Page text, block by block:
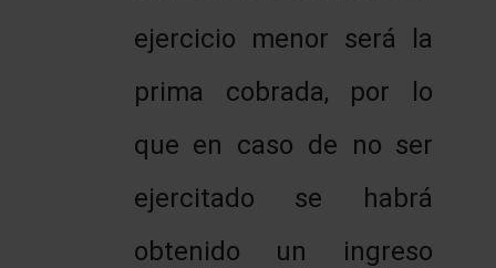
ejercicio menor será la
prima cobrada, por lo
que en caso de no ser
ejercitado se habrá
obtenido un ingreso